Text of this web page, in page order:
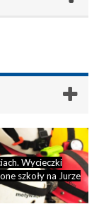
Wycieczki
szkoły na Jurze